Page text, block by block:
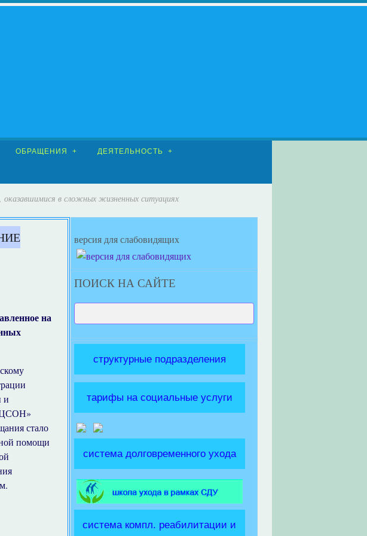
ОБРАЩЕНИЯ ДЕЯТЕЛЬНОСТЬ
оказавшимися в сложных жизненных ситуациях
на
и
стало
помощи
версия для слабовидящих
ПОИСК НА САЙТЕ
структурные подразделения
тарифы на социальные услуги
система долговременного ухода
система компл. реабилитации и